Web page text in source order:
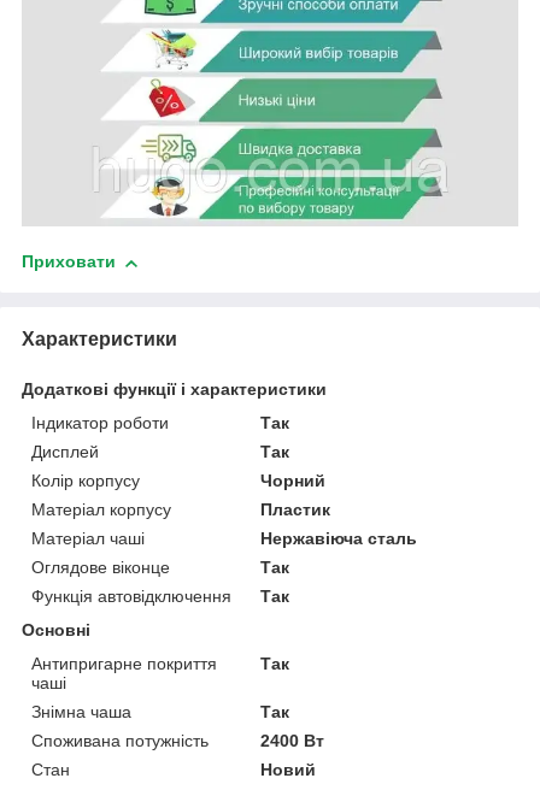
Приховати
Характеристики
Додаткові функції і характеристики
Індикатор роботи
Так
Дисплей
Так
Колір корпусу
Чорний
Матеріал корпусу
Пластик
Матеріал чаші
Нержавіюча сталь
Оглядове віконце
Так
Функція автовідключення
Так
Основні
Антипригарне покриття
чаші
Так
Знімна чаша
Так
Споживана потужність
2400 Вт
Стан
Новий